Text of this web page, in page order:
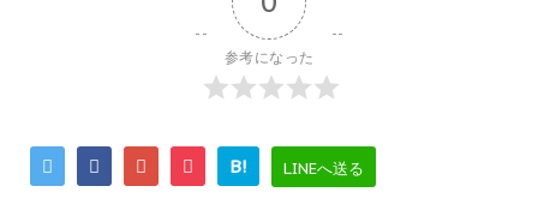
参考になった
B! LINEへ送る